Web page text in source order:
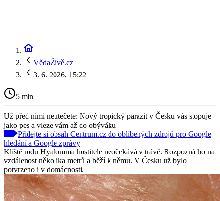
VědaŽivě.cz
3. 6. 2026, 15:22
5 min
Už před nimi neutečete: Nový tropický parazit v Česku vás stopuje
jako pes a vleze vám až do obýváku
Přidejte si obsah Centrum.cz do oblíbených zdrojů pro Google
hledání a Google zprávy
Klíště rodu Hyalomma hostitele neočekává v trávě. Rozpozná ho na
vzdálenost několika metrů a běží k němu. V Česku už bylo
potvrzeno i v domácnosti.